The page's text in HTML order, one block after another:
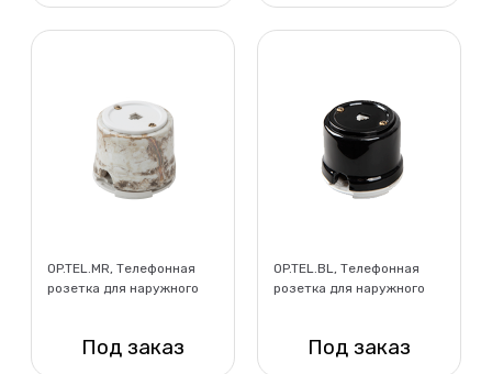
Нет в наличии
Нет в наличии
OP.TEL.MR, Телефонная
розетка для наружного
Под заказ
OP.TEL.BL, Телефонная
розетка для наружного
Под заказ